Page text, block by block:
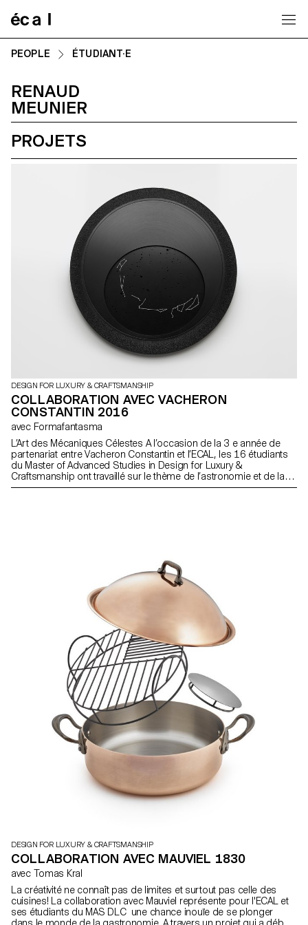
PEOPLE ÉTUDIANT·E
RENAUD
MEUNIER
PROJETS
DESIGN FOR LUXURY & CRAFTSMANSHIP
COLLABORATION AVEC VACHERON
CONSTANTIN 2016
avec Formafantasma
L’Art des Mécaniques Célestes A l’occasion de la 3 e année de
partenariat entre Vacheron Constantin et l’ECAL, les 16 étudiants
du Master of Advanced Studies in Design for Luxury &
Craftsmanship ont travaillé sur le thème de l’astronomie et de la
lecture du temps, et plus particulièrement sur celui des
DESIGN FOR LUXURY & CRAFTSMANSHIP
COLLABORATION AVEC MAUVIEL 1830
avec Tomas Kral
La créativité ne connaît pas de limites et surtout pas celle des
cuisines! La collaboration avec Mauviel représente pour l'ECAL et
ses étudiants du MAS DLC une chance inouïe de se plonger